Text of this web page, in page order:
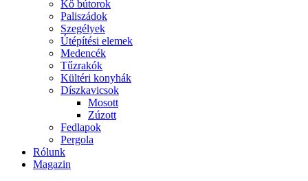
Kő bútorok
Paliszádok
Szegélyek
Útépítési elemek
Medencék
Tűzrakók
Kültéri konyhák
Díszkavicsok
Mosott
Zúzott
Fedlapok
Pergola
Rólunk
Magazin